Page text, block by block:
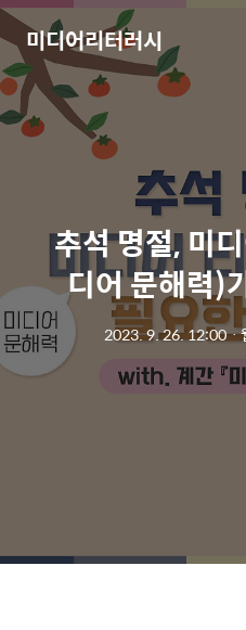
미디어리터러시
추석 명절, 미
디어 문해력)
2023. 9. 26. 12:00ㆍ